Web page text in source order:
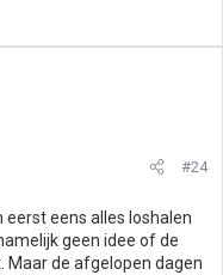
#24
eerst eens alles loshalen
geen idee of de
de afgelopen dagen